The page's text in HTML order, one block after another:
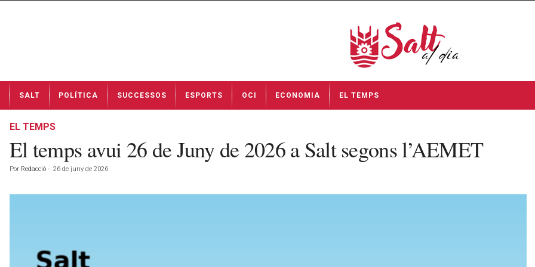
t
SALT POLÍTICA SUCCESSOS ESPORTS OCI ECONOMIA EL TEMPS
EL TEMPS
El temps avui 26 de Juny de 2026 a Salt segons l’AEMET
Por Redacció - 26 de juny de 2026